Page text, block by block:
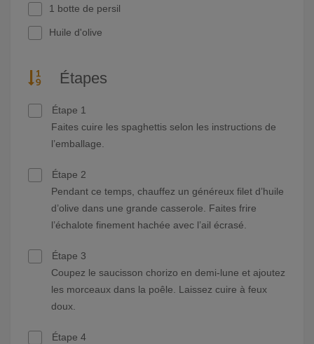
1 botte de persil
Huile d'olive
Étapes
Étape 1
Faites cuire les spaghettis selon les instructions de
l’emballage.
Étape 2
Pendant ce temps, chauffez un généreux filet d’huile
d’olive dans une grande casserole. Faites frire
l’échalote finement hachée avec l’ail écrasé.
Étape 3
Coupez le saucisson chorizo en demi-lune et ajoutez
les morceaux dans la poêle. Laissez cuire à feux
doux.
Étape 4